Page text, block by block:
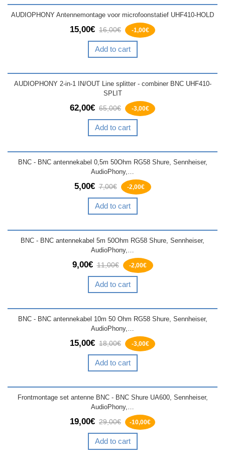
AUDIOPHONY Antennemontage voor microfoonstatief UHF410-HOLD
15,00€ 16,00€ -1,00€
Add to cart
AUDIOPHONY 2-in-1 IN/OUT Line splitter - combiner BNC UHF410-
SPLIT
62,00€ 65,00€ -3,00€
Add to cart
BNC - BNC antennekabel 0,5m 50Ohm RG58 Shure, Sennheiser,
AudioPhony,…
5,00€ 7,00€ -2,00€
Add to cart
BNC - BNC antennekabel 5m 50Ohm RG58 Shure, Sennheiser,
AudioPhony,…
9,00€ 11,00€ -2,00€
Add to cart
BNC - BNC antennekabel 10m 50 Ohm RG58 Shure, Sennheiser,
AudioPhony,…
15,00€ 18,00€ -3,00€
Add to cart
Frontmontage set antenne BNC - BNC Shure UA600, Sennheiser,
AudioPhony,…
19,00€ 29,00€ -10,00€
Add to cart